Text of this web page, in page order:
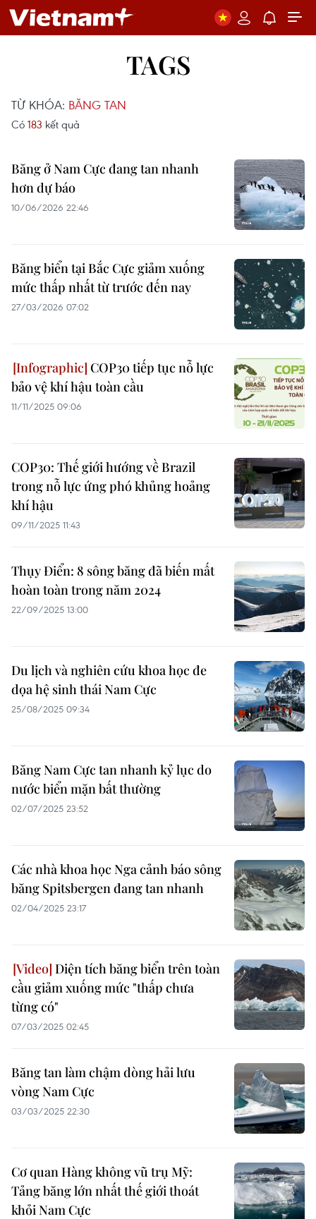
TAGS
TỪ KHÓA: BĂNG TAN
Có 183 kết quả
Băng ở Nam Cực đang tan nhanh
hơn dự báo
10/06/2026 22:46
Băng biển tại Bắc Cực giảm xuống
mức thấp nhất từ trước đến nay
27/03/2026 07:02
COP30 tiếp tục nỗ lực
bảo vệ khí hậu toàn cầu
11/11/2025 09:06
COP30: Thế giới hướng về Brazil
trong nỗ lực ứng phó khủng hoảng
khí hậu
09/11/2025 11:43
Thụy Điển: 8 sông băng đã biến mất
hoàn toàn trong năm 2024
22/09/2025 13:00
Du lịch và nghiên cứu khoa học đe
dọa hệ sinh thái Nam Cực
25/08/2025 09:34
Băng Nam Cực tan nhanh kỷ lục do
nước biển mặn bất thường
02/07/2025 23:52
Các nhà khoa học Nga cảnh báo sông
băng Spitsbergen đang tan nhanh
02/04/2025 23:17
Diện tích băng biển trên toàn
cầu giảm xuống mức "thấp chưa
từng có"
07/03/2025 02:45
Băng tan làm chậm dòng hải lưu
vòng Nam Cực
03/03/2025 22:30
Cơ quan Hàng không vũ trụ Mỹ:
Tảng băng lớn nhất thế giới thoát
khỏi Nam Cực